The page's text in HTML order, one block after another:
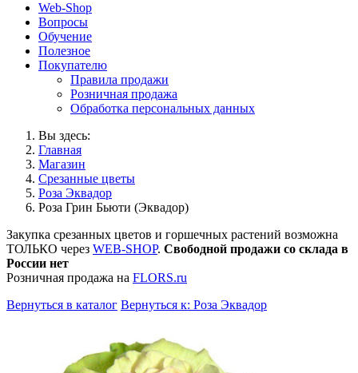
Web-Shop
Вопросы
Обучение
Полезное
Покупателю
Правила продажи
Розничная продажа
Обработка персональных данных
Вы здесь:
Главная
Магазин
Срезанные цветы
Роза Эквадор
Роза Грин Бьюти (Эквадор)
Закупка срезанных цветов и горшечных растений возможна
ТОЛЬКО через WEB-SHOP. Свободной продажи со склада в
России нет
Розничная продажа на FLORS.ru
Вернуться в каталог Вернуться к: Роза Эквадор